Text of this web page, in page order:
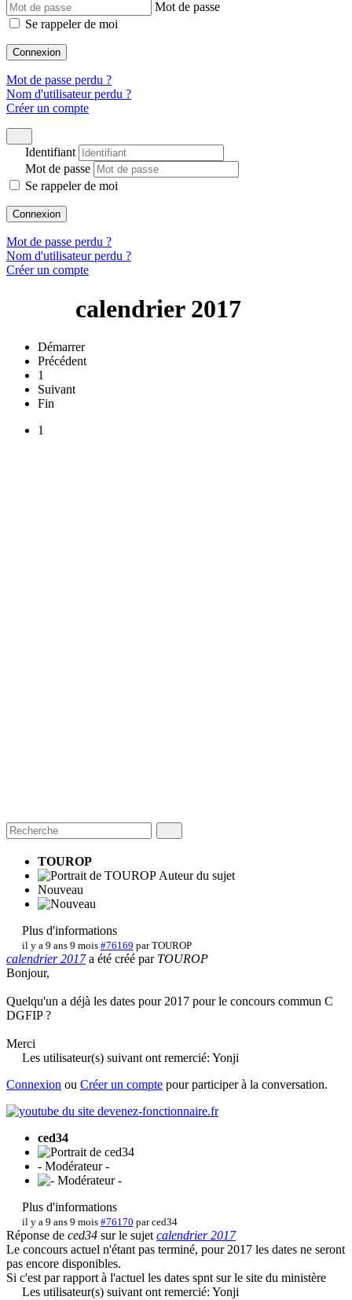
Mot de passe
Se rappeler de moi
Connexion
Mot de passe perdu ?
Nom d'utilisateur perdu ?
Créer un compte
Identifiant
Mot de passe
Se rappeler de moi
Connexion
Mot de passe perdu ?
Nom d'utilisateur perdu ?
Créer un compte
calendrier 2017
Démarrer
Précédent
1
Suivant
Fin
1
TOUROP
Auteur du sujet
Nouveau
Plus d'informations
il y a 9 ans 9 mois #76169 parTOUROP
calendrier 2017a été créé par TOUROP
Bonjour,
Quelqu'un a déjà les dates pour 2017 pour le concours commun C
DGFIP ?
Merci
Les utilisateur(s) suivant ont remercié: Yonji
Connexion ou Créer un compte pour participer à la conversation.
ced34
- Modérateur -
Plus d'informations
il y a 9 ans 9 mois #76170 parced34
Réponse de ced34 sur le sujet calendrier 2017
Le concours actuel n'étant pas terminé, pour 2017 les dates ne seront
pas encore disponibles.
Si c'est par rapport à l'actuel les dates spnt sur le site du ministère
Les utilisateur(s) suivant ont remercié: Yonji